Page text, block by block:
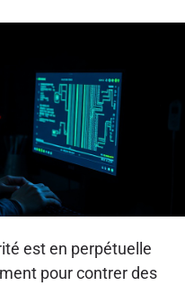
est en perpétuelle
pour contrer des